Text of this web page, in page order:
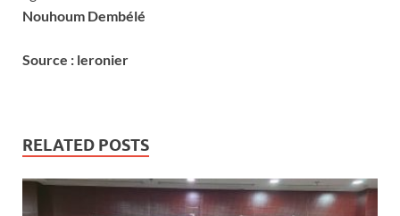
Nouhoum Dembélé
Source : leronier
RELATED POSTS